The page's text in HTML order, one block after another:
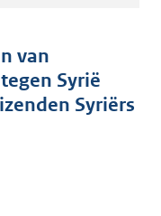
van
Syrië
Syriërs